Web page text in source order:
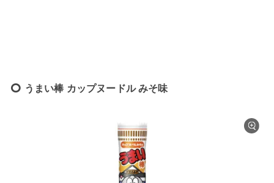
うまい棒 カップヌードル みそ味